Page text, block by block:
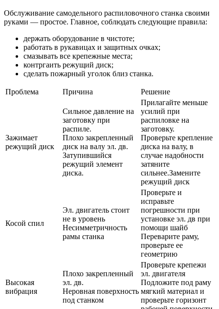
Обслуживание самодельного распиловочного станка своими
руками — простое. Главное, соблюдать следующие правила:
держать оборудование в чистоте;
работать в рукавицах и защитных очках;
смазывать все крепежные места;
контргаить режущий диск;
сделать пожарный уголок близ станка.
Проблема Причина Решение
Зажимает
режущий диск
Сильное давление на
заготовку при
распиле.
Плохо закрепленный
диск на валу эл. дв.
Затупившийся
режущий элемент
диска.
Прилагайте меньше
усилий при
распиловке на
заготовку.
Проверьте крепление
диска на валу, в
случае надобности
затяните
сильнее.Замените
режущий диск
Косой спил
Эл. двигатель стоит
не в уровень
Несимметричность
рамы станка
Проверьте и
исправьте
погрешности при
установке эл. дв при
помощи шайб
Переварите раму,
проверьте ее
геометрию
Высокая
вибрация
Плохо закрепленный
эл. дв.
Неровная поверхность
под станком
Проверьте крепежи
эл. двигателя
Подложите под раму
мягкий материал и
проверьте горизонт